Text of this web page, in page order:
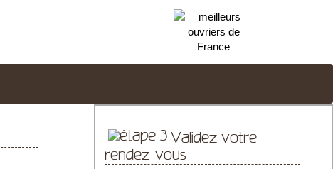
Validez votre
rendez-vous